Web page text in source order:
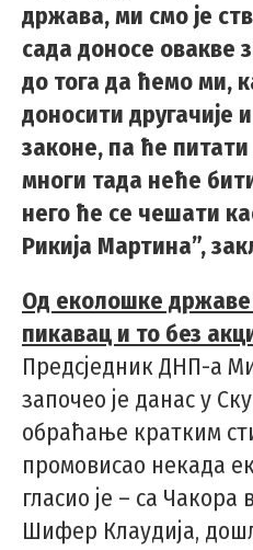
држава, ми смо је
сада доносе овакве
до тога да ћемо ми,
доносити другачије
законе, па ће
многи тада неће
него ће се чешати
Рикија Мартина”,
Од еколошке
пикавац и то без
Предсједник ДНП-а
започео је данас у
обраћање кратким
промовисао некада
гласио је – са Чакора
Шифер Клаудија,